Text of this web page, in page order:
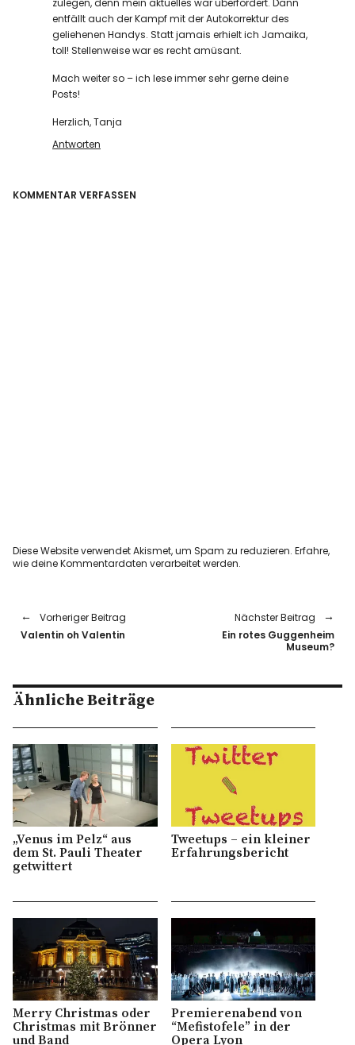
zulegen, denn mein aktuelles war überfordert. Dann
entfällt auch der Kampf mit der Autokorrektur des
geliehenen Handys. Statt jamais erhielt ich Jamaika,
toll! Stellenweise war es recht amüsant.
Mach weiter so – ich lese immer sehr gerne deine
Posts!
Herzlich, Tanja
Antworten
KOMMENTAR VERFASSEN
Diese Website verwendet Akismet, um Spam zu reduzieren.Erfahre,
wie deine Kommentardaten verarbeitet werden.
Vorheriger Beitrag
Valentin oh Valentin
Nächster Beitrag
Ein rotes Guggenheim
Museum?
Ähnliche Beiträge
„Venus im Pelz“ aus
dem St. Pauli Theater
getwittert
Tweetups – ein kleiner
Erfahrungsbericht
Merry Christmas oder
Christmas mit Brönner
und Band
Premierenabend von
“Mefistofele” in der
Opera Lyon